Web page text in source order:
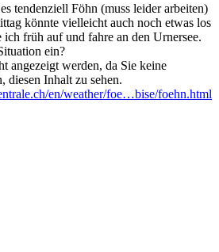
tendenziell Föhn (muss leider arbeiten)
könnte vielleicht auch noch etwas los
ich früh auf und fahre an den Urnersee.
ein?
angezeigt werden, da Sie keine
diesen Inhalt zu sehen.
en/weather/foe…bise/foehn.html